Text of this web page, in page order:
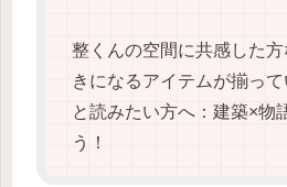
整くんの空間に共感した
きになるアイテムが揃っ
と読みたい方へ：建築×物
う！